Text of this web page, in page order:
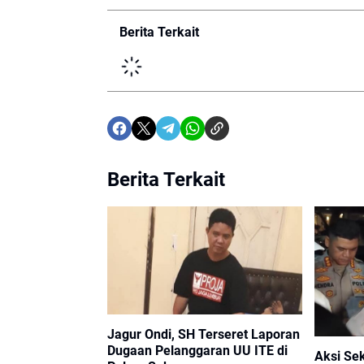
Berita Terkait
Berita Terkait
Jagur Ondi, SH Terseret Laporan
Dugaan Pelanggaran UU ITE di
Aksi